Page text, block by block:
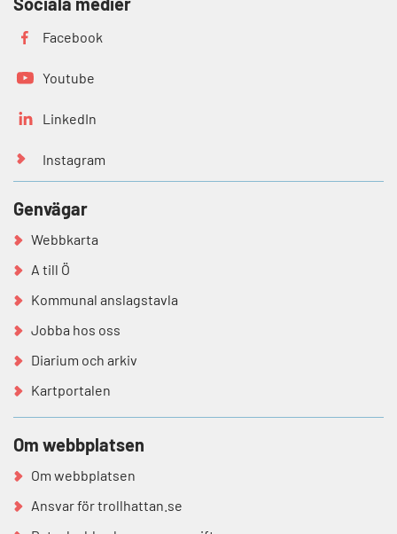
Facebook
Youtube
LinkedIn
Instagram
Genvägar
Webbkarta
A till Ö
Kommunal anslagstavla
Jobba hos oss
Diarium och arkiv
Kartportalen
Om webbplatsen
Om webbplatsen
Ansvar för trollhattan.se